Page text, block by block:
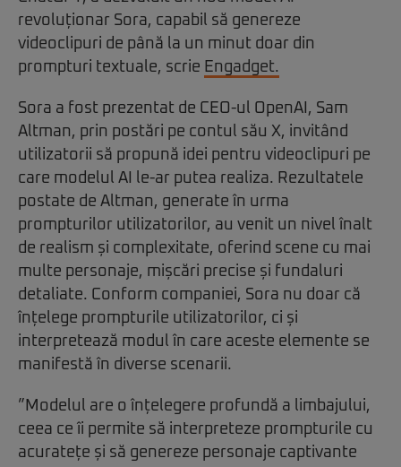
revoluționar Sora, capabil să genereze
videoclipuri de până la un minut doar din
prompturi textuale, scrie Engadget.
Sora a fost prezentat de CEO-ul OpenAI, Sam
Altman, prin postări pe contul său X, invitând
utilizatorii să propună idei pentru videoclipuri pe
care modelul AI le-ar putea realiza. Rezultatele
postate de Altman, generate în urma
prompturilor utilizatorilor, au venit un nivel înalt
de realism și complexitate, oferind scene cu mai
multe personaje, mișcări precise și fundaluri
detaliate. Conform companiei, Sora nu doar că
înțelege prompturile utilizatorilor, ci și
interpretează modul în care aceste elemente se
manifestă în diverse scenarii.
”Modelul are o înțelegere profundă a limbajului,
ceea ce îi permite să interpreteze prompturile cu
acuratețe și să genereze personaje captivante